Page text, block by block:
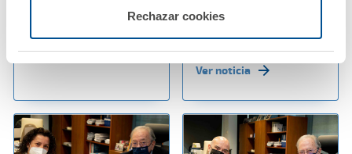
Rechazar cookies
Ver noticia
reparación de la luna
Ver noticia